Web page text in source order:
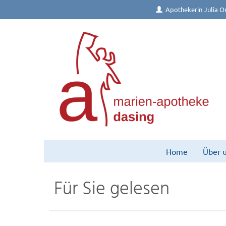
Apothekerin Julia
Home Über
Für Sie gelesen